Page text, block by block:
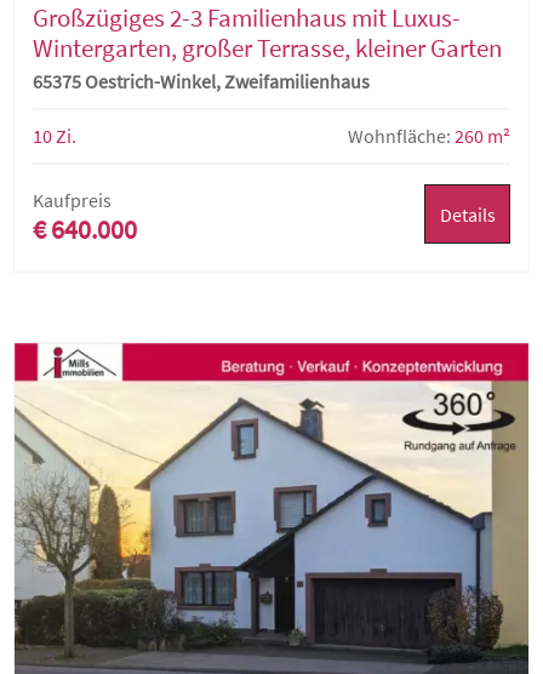
Großzügiges 2-3 Familienhaus mit Luxus-
Wintergarten, großer Terrasse, kleiner Garten
in ruhiger Lage von Oestrich-Winkel
65375 Oestrich-Winkel, Zweifamilienhaus
10 Zi. Wohnfläche: 260 m²
Kaufpreis
€ 640.000 Details